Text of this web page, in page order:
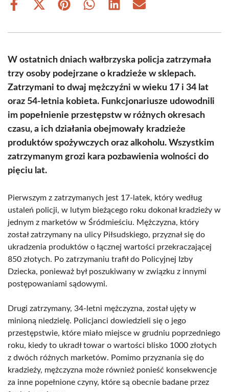
Share
Share
(Twitter)
Share Share Share Share
W ostatnich dniach wałbrzyska policja zatrzymała
trzy osoby podejrzane o kradzieże w sklepach.
Zatrzymani to dwaj mężczyźni w wieku 17 i 34 lat
oraz 54-letnia kobieta. Funkcjonariusze udowodnili
im popełnienie przestępstw w różnych okresach
czasu, a ich działania obejmowały kradzieże
produktów spożywczych oraz alkoholu. Wszystkim
zatrzymanym grozi kara pozbawienia wolności do
pięciu lat.
Pierwszym z zatrzymanych jest 17-latek, który według
ustaleń policji, w lutym bieżącego roku dokonał kradzieży w
jednym z marketów w Śródmieściu. Mężczyzna, który
został zatrzymany na ulicy Piłsudskiego, przyznał się do
ukradzenia produktów o łącznej wartości przekraczającej
850 złotych. Po zatrzymaniu trafił do Policyjnej Izby
Dziecka, ponieważ był poszukiwany w związku z innymi
postępowaniami sądowymi.
Drugi zatrzymany, 34-letni mężczyzna, został ujęty w
minioną niedzielę. Policjanci dowiedzieli się o jego
przestępstwie, które miało miejsce w grudniu poprzedniego
roku, kiedy to ukradł towar o wartości blisko 1000 złotych
z dwóch różnych marketów. Pomimo przyznania się do
kradzieży, mężczyzna może również ponieść konsekwencje
za inne popełnione czyny, które są obecnie badane przez